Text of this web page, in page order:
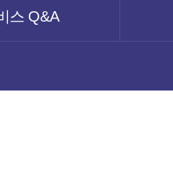
스 Q&A